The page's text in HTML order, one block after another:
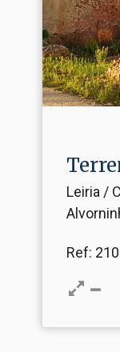
Leiria /
Ref: